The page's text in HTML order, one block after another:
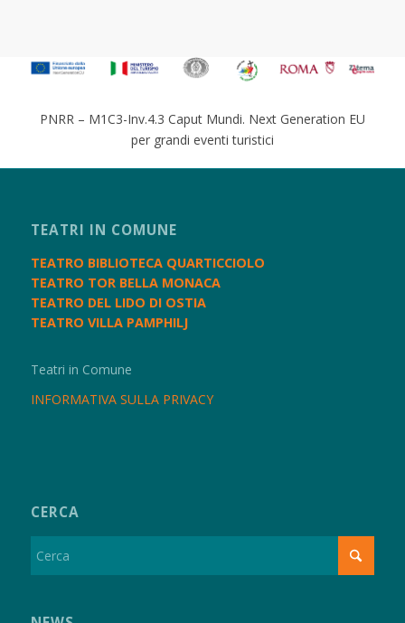
PNRR – M1C3-Inv.4.3 Caput Mundi. Next Generation EU
per grandi eventi turistici
TEATRI IN COMUNE
TEATRO BIBLIOTECA QUARTICCIOLO
TEATRO TOR BELLA MONACA
TEATRO DEL LIDO DI OSTIA
TEATRO VILLA PAMPHILJ
Teatri in Comune
INFORMATIVA SULLA PRIVACY
CERCA